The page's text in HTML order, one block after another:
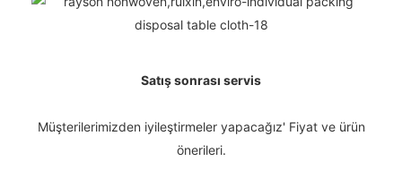
Satış sonrası servis
Müşterilerimizden iyileştirmeler yapacağız' Fiyat ve ürün
önerileri.